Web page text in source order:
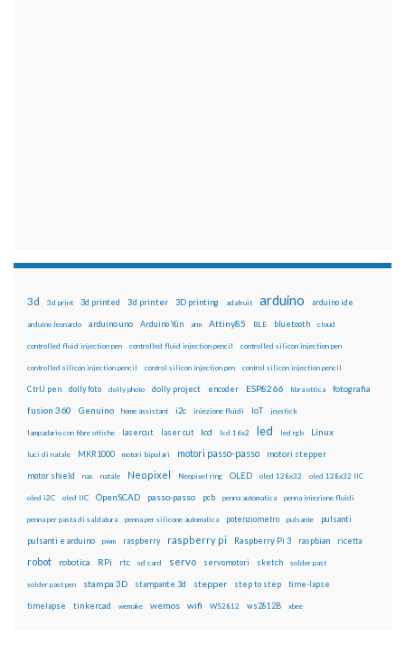
3d 3d print 3d printed 3d printer 3D printing adafruit arduino arduino ide
arduino leonardo arduino uno Arduino Yún arm Attiny85 BLE bluetooth cloud
controlled fluid injection pen controlled fluid injection pencil controlled silicon injection pen
controlled silicon injection pencil control silicon injection pen control silicon injection pencil
CtrlJ pen dolly foto dolly photo dolly project encoder ESP8266 fibra ottica fotografia
fusion 360 Genuino home assistant i2c iniezione fluidi IoT joystick
lampadario con fibre ottiche lasercut laser cut lcd lcd 16x2 led led rgb Linux
luci di natale MKR1000 motori bipolari motori passo-passo motori stepper
motor shield nas natale Neopixel Neopixel ring OLED oled 128x32 oled 128x32 IIC
oled i2C oled IIC OpenSCAD passo-passo pcb penna automatica penna iniezione fluidi
penna per pasta di saldatura penna per silicone automatica potenziometro pulsante pulsanti
pulsanti e arduino pwm raspberry raspberry pi Raspberry Pi 3 raspbian ricetta
robot robotica RPi rtc sd card servo servomotori sketch solder past
solder past pen stampa 3D stampante 3d stepper step to step time-lapse
timelapse tinkercad wemake wemos wifi WS2812 ws2812B xbee